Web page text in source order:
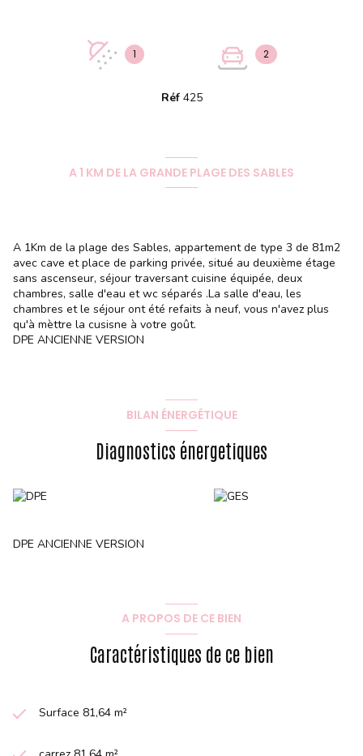
1 2
Réf 425
A 1 KM DE LA GRANDE PLAGE DES SABLES
A 1Km de la plage des Sables, appartement de type 3 de 81m2
avec cave et place de parking privée, situé au deuxième étage
sans ascenseur, séjour traversant cuisine équipée, deux
chambres, salle d'eau et wc séparés .La salle d'eau, les
chambres et le séjour ont été refaits à neuf, vous n'avez plus
qu'à mèttre la cusisne à votre goût.
DPE ANCIENNE VERSION
BILAN ÉNERGÉTIQUE
Diagnostics énergetiques
DPE ANCIENNE VERSION
A PROPOS DE CE BIEN
Caractéristiques de ce bien
Surface 81,64 m²